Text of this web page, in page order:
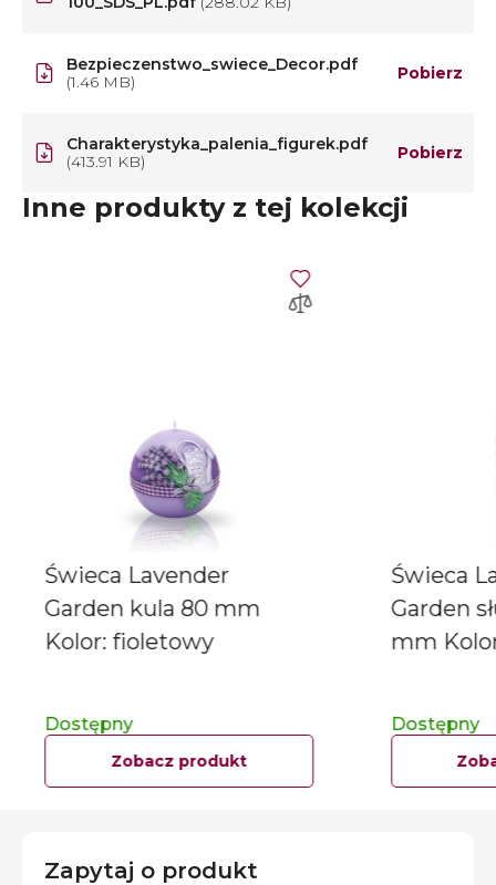
Bezpieczenstwo_swiece_Decor.pdf
(1.46 MB)
Pobierz
Charakterystyka_palenia_figurek.pdf
(413.91 KB)
Pobierz
Inne produkty z tej kolekcji
Świeca Lavender
Garden kula 80 mm
Kolor: fioletowy
Dostępny
Zobacz produkt
Świeca
Garden
mm
Dostępny
Zapytaj o produkt